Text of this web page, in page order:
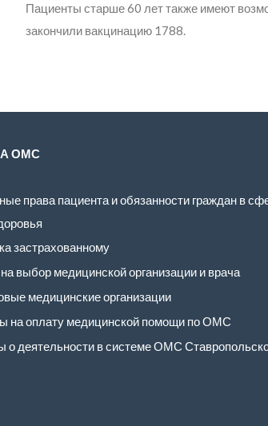
Пациенты старше 60 лет также имеют
закончили вакцинацию 1788.
ОМС
права пациента и обязанности граждан в
застрахованному
выбор медицинской организации и врача
медицинские организации
на оплату медицинской помощи по ОМС
о деятельности в системе ОМС